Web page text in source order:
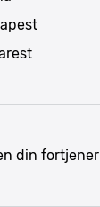
din fortjener